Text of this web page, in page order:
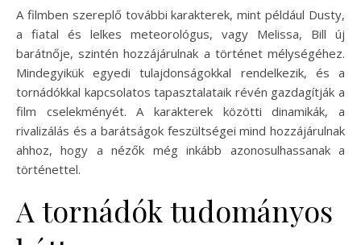
A filmben szereplő további karakterek, mint például Dusty,
a fiatal és lelkes meteorológus, vagy Melissa, Bill új
barátnője, szintén hozzájárulnak a történet mélységéhez.
Mindegyikük egyedi tulajdonságokkal rendelkezik, és a
tornádókkal kapcsolatos tapasztalataik révén gazdagítják a
film cselekményét. A karakterek közötti dinamikák, a
rivalizálás és a barátságok feszültségei mind hozzájárulnak
ahhoz, hogy a nézők még inkább azonosulhassanak a
történettel.
A tornádók tudományos